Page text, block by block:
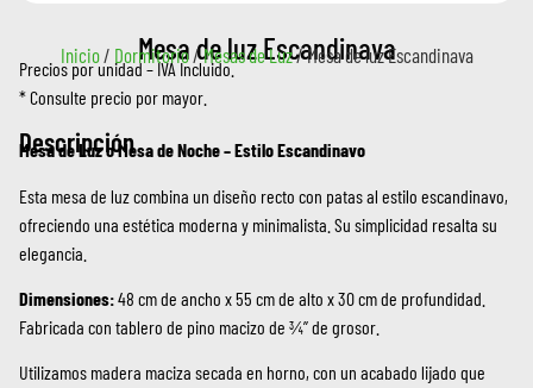
Mesa de luz Escandinava
Inicio/ Dormitorio/Mesas de Luz/ Mesa de luz Escandinava
Precios por unidad – IVA Incluido.
* Consulte precio por mayor.
Descripción
Mesa de Luz o Mesa de Noche – Estilo Escandinavo
Esta mesa de luz combina un diseño recto con patas al estilo escandinavo,
ofreciendo una estética moderna y minimalista. Su simplicidad resalta su
elegancia.
Dimensiones:48 cm de ancho x 55 cm de alto x 30 cm de profundidad.
Fabricada con tablero de pino macizo de ¾” de grosor.
Utilizamos madera maciza secada en horno, con un acabado lijado que